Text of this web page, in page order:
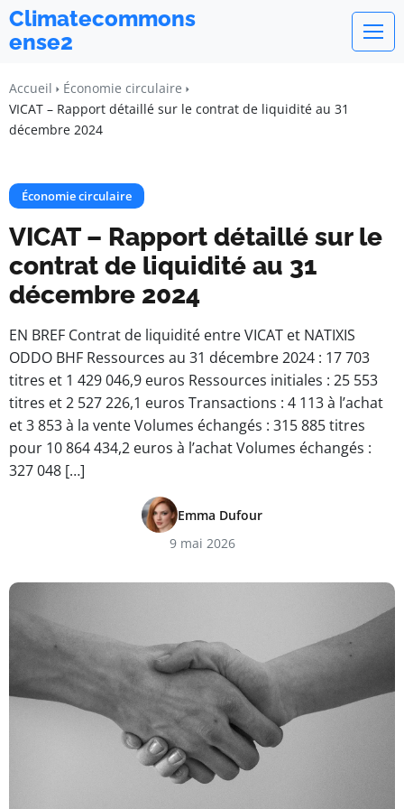
Climatecommons
ense2
Accueil
Économie circulaire
VICAT – Rapport détaillé sur le contrat de liquidité au 31
décembre 2024
Économie circulaire
VICAT – Rapport détaillé sur le
contrat de liquidité au 31
décembre 2024
EN BREF Contrat de liquidité entre VICAT et NATIXIS
ODDO BHF Ressources au 31 décembre 2024 : 17 703
titres et 1 429 046,9 euros Ressources initiales : 25 553
titres et 2 527 226,1 euros Transactions : 4 113 à l’achat
et 3 853 à la vente Volumes échangés : 315 885 titres
pour 10 864 434,2 euros à l’achat Volumes échangés :
327 048 […]
Emma Dufour
9 mai 2026